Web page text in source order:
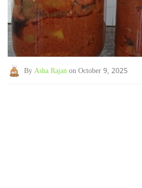
By Asha Rajan on October 9, 2025